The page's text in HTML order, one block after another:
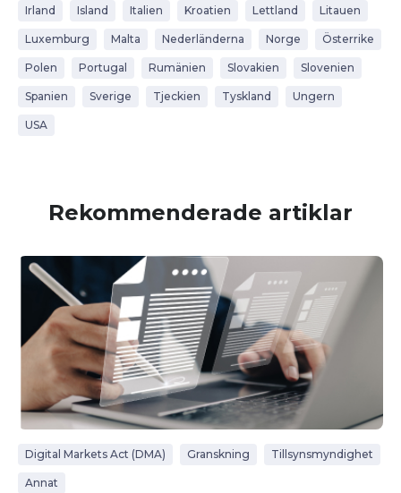
Irland Island Italien Kroatien Lettland Litauen
Luxemburg Malta Nederländerna Norge Österrike
Polen Portugal Rumänien Slovakien Slovenien
Spanien Sverige Tjeckien Tyskland Ungern
USA
Rekommenderade artiklar
Digital Markets Act (DMA) Granskning Tillsynsmyndighet
Annat